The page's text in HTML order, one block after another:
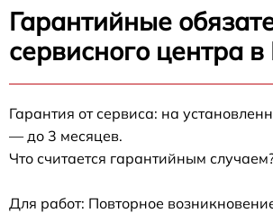
Гарантийные
сервисного центра в
Гарантия от сервиса: на
— до 3 месяцев.
Что считается гарантийным
Для работ: Повторное